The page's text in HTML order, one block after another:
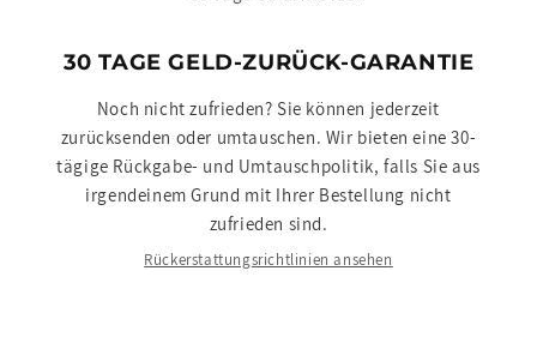
30 TAGE GELD-ZURÜCK-GARANTIE
Noch nicht zufrieden? Sie können jederzeit
zurücksenden oder umtauschen. Wir bieten eine 30-
tägige Rückgabe- und Umtauschpolitik, falls Sie aus
irgendeinem Grund mit Ihrer Bestellung nicht
zufrieden sind.
Rückerstattungsrichtlinien ansehen